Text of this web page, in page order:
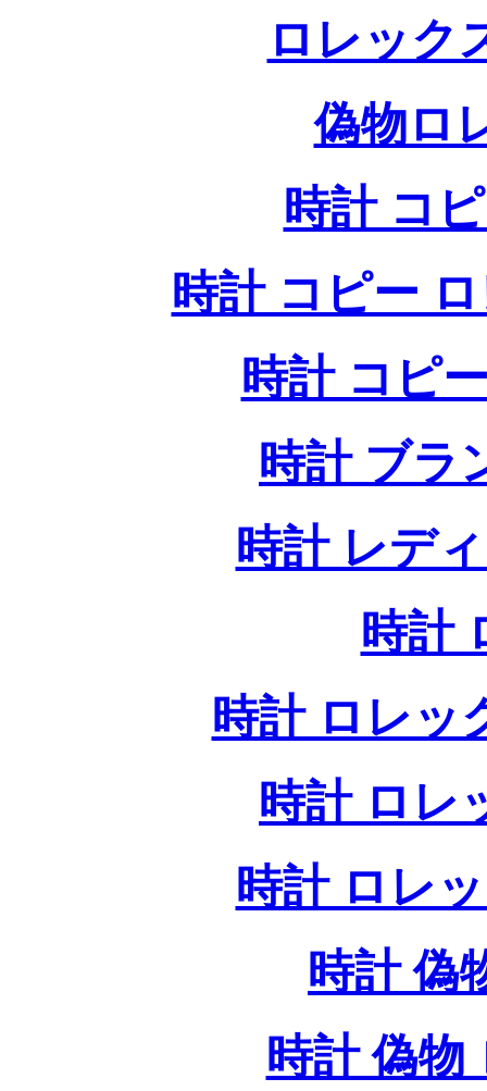
ロレック
偽物ロ
時計 コ
時計 コピー
時計 コピ
時計 ブラ
時計 レデ
時計
時計 ロレッ
時計 ロレ
時計 ロレ
時計 偽
時計 偽物